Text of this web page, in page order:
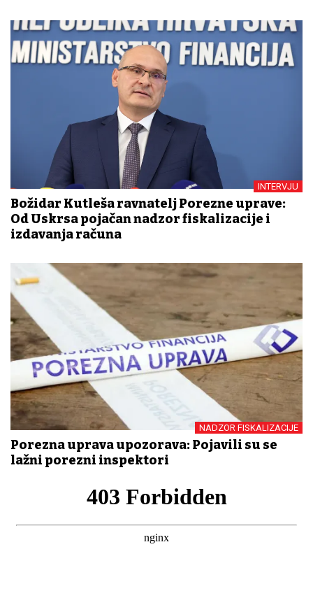
INTERVJU
Božidar Kutleša ravnatelj Porezne uprave:
Od Uskrsa pojačan nadzor fiskalizacije i
izdavanja računa
NADZOR FISKALIZACIJE
Porezna uprava upozorava: Pojavili su se
lažni porezni inspektori